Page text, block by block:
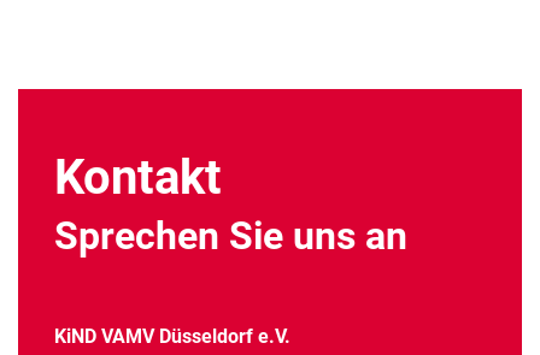
Kontakt
Sprechen Sie uns an
KiND VAMV Düsseldorf e.V.